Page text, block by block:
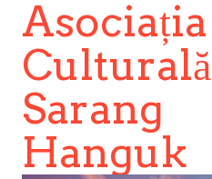
Asociația
Culturală
Sarang
Hanguk